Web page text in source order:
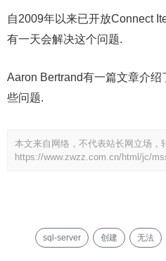
自2009年以来已开放Connect
有一天会解决这个问题.
Aaron Bertrand有一篇文章介
些问题.
本文来自网络，不代表站长网立场，
https://www.zwzz.com.cn/html/jc/
sql-server 创建 无法